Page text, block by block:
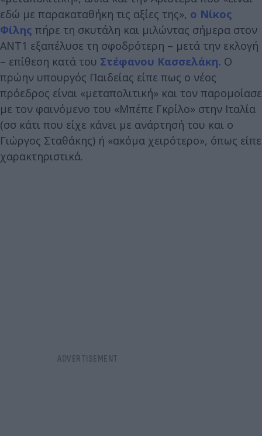
εδώ με παρακαταθήκη τις αξίες της», ο Νίκος
Φίλης πήρε τη σκυτάλη και μιλώντας σήμερα στον
ΑΝΤ1 εξαπέλυσε τη σφοδρότερη – μετά την εκλογή
– επίθεση κατά του Στέφανου Κασσελάκη. Ο
πρώην υπουργός Παιδείας είπε πως ο νέος
πρόεδρος είναι «μεταπολιτική» και τον παρομοίασε
με τον φαινόμενο του «Μπέπε Γκρίλο» στην Ιταλία
(σσ κάτι που είχε κάνει με ανάρτησή του και ο
Γιώργος Σταθάκης) ή «ακόμα χειρότερο», όπως είπε
χαρακτηριστικά.